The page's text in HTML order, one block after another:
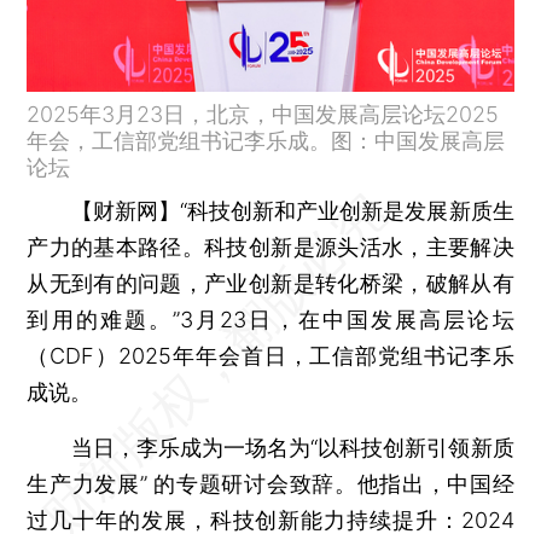
2025年3月23日，北京，中国发展高层论坛2025
年会，工信部党组书记李乐成。图：中国发展高层
论坛
【财新网】 “科技创新和产业创新是发展新质生
产力的基本路径。科技创新是源头活水，主要解决
从无到有的问题，产业创新是转化桥梁，破解从有
到用的难题。”3月23日，在中国发展高层论坛
（CDF）2025年年会首日，工信部党组书记李乐
成说。
当日，李乐成为一场名为“以科技创新引领新质
生产力发展” 的专题研讨会致辞。他指出，中国经
过几十年的发展，科技创新能力持续提升：2024